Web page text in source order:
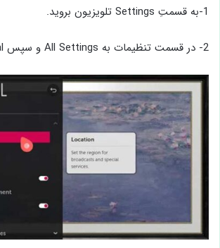
1-به قسمتِ Settings تلویزیون بروید.
2- در قسمت تنظیمات به All Settings و سپس General بروید.